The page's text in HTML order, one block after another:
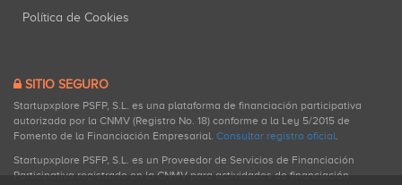
Política de Cookies
SITIO SEGURO
Startupxplore PSFP, S.L. es una plataforma de financiación participativa
autorizada por la CNMV (Registro No. 18) conforme a la Ley 5/2015 de
Fomento de la Financiación Empresarial. Consultar registro oficial.
Startupxplore PSFP, S.L. es un Proveedor de Servicios de Financiación
Participativa registrado en la CNMV para actividades de financiación